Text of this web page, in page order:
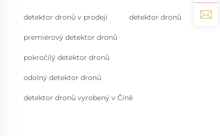
detektor dronů v prodeji detektor dronů
premiérový detektor dronů
pokročilý detektor dronů
odolný detektor dronů
detektor dronů vyrobený v Číně